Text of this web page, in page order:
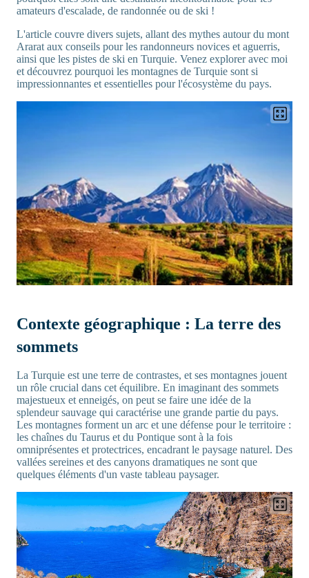
amateurs d'escalade, de randonnée ou de ski !
L'article couvre divers sujets, allant des mythes autour du mont
Ararat aux conseils pour les randonneurs novices et aguerris,
ainsi que les pistes de ski en Turquie. Venez explorer avec moi
et découvrez pourquoi les montagnes de Turquie sont si
impressionnantes et essentielles pour l'écosystème du pays.
Contexte géographique : La terre des
sommets
La Turquie est une terre de contrastes, et ses montagnes jouent
un rôle crucial dans cet équilibre. En imaginant des sommets
majestueux et enneigés, on peut se faire une idée de la
splendeur sauvage qui caractérise une grande partie du pays.
Les montagnes forment un arc et une défense pour le territoire :
les chaînes du Taurus et du Pontique sont à la fois
omniprésentes et protectrices, encadrant le paysage naturel. Des
vallées sereines et des canyons dramatiques ne sont que
quelques éléments d'un vaste tableau paysager.